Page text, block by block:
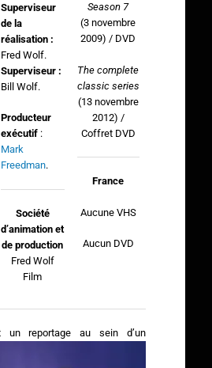
Superviseur
de la
réalisation :
Fred Wolf.
Superviseur :
Bill Wolf.
Producteur
exécutif:
Mark
Freedman.
Société
d’animation et
de production
Fred Wolf
Film
Season 7
(3 novembre
2009) / DVD
The complete
classic series
(13 novembre
2012) /
Coffret DVD
France
Aucune VHS
Aucun DVD
un reportage au sein d’un